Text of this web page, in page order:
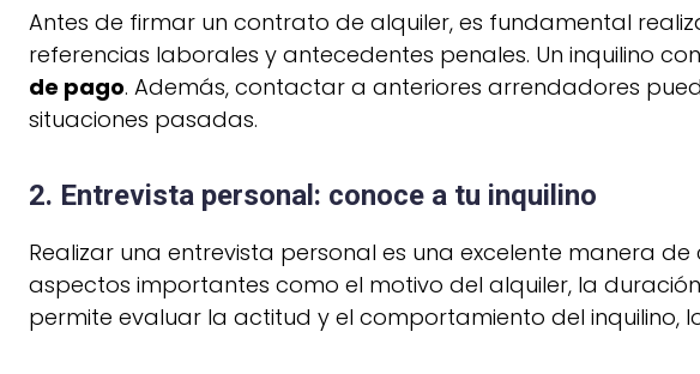
Antes de firmar un contrato de alquiler, es fundamental
referencias laborales y antecedentes penales. Un inquilino
de pago. Además, contactar a anteriores arrendadores
situaciones pasadas.
2. Entrevista personal: conoce a tu inquilino
Realizar una entrevista personal es una excelente manera
aspectos importantes como el motivo del alquiler, la
permite evaluar la actitud y el comportamiento del